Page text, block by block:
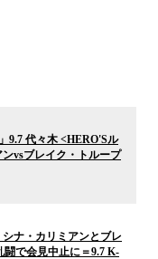
9.7 代々木 <HERO'Sル
vsブレイク・トループ
ナ・カリミアンとブレ
闘で会見中止に＝9.7 K-